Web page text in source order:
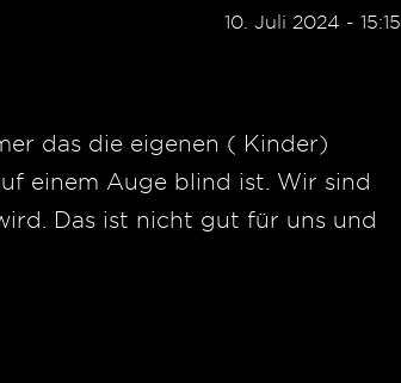
10. Juli 2024 - 15:15
das die eigenen ( Kinder)
einem Auge blind ist. Wir sind
Das ist nicht gut für uns und